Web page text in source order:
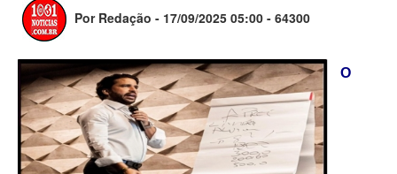
Por Redação - 17/09/2025 05:00 - 64300
O